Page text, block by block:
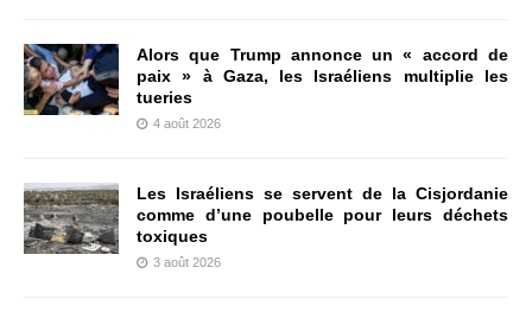
Alors que Trump annonce un « accord de
paix » à Gaza, les Israéliens multiplie les
tueries
4 août 2026
Les Israéliens se servent de la Cisjordanie
comme d’une poubelle pour leurs déchets
toxiques
3 août 2026